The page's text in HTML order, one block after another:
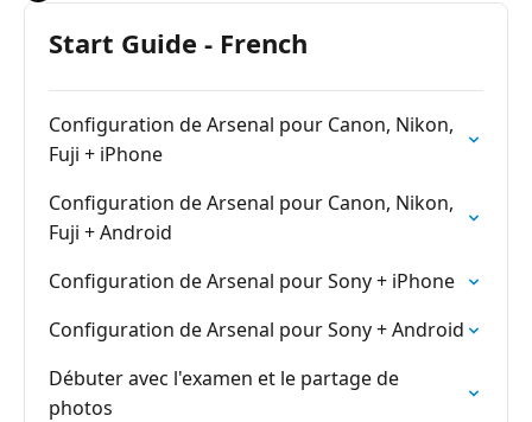
Start Guide - French
Configuration de Arsenal pour Canon, Nikon,
Fuji + iPhone
Configuration de Arsenal pour Canon, Nikon,
Fuji + Android
Configuration de Arsenal pour Sony + iPhone
Configuration de Arsenal pour Sony + Android
Débuter avec l'examen et le partage de
photos